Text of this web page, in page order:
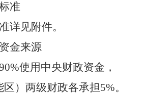
准
详见附件。
金来源
使用中央财政资金，
）两级财政各承担5%。